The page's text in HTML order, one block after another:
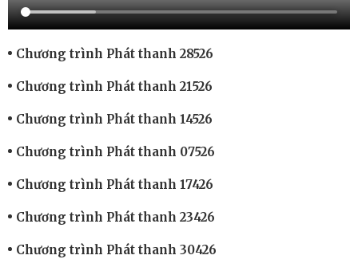
Chương trình Phát thanh 28526
Chương trình Phát thanh 21526
Chương trình Phát thanh 14526
Chương trình Phát thanh 07526
Chương trình Phát thanh 17426
Chương trình Phát thanh 23426
Chương trình Phát thanh 30426